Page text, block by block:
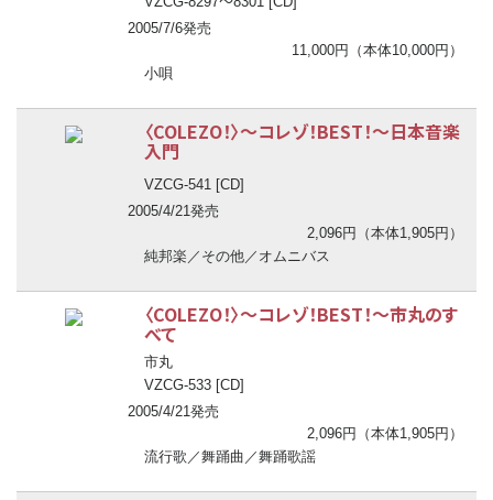
2005/7/6発売
11,000円（本体10,000円）
小唄
〈COLEZO！〉〜コレゾ！BEST！〜日本音楽
入門
VZCG-541 [CD]
2005/4/21発売
2,096円（本体1,905円）
純邦楽／その他／オムニバス
〈COLEZO！〉〜コレゾ！BEST！〜市丸のす
べて
市丸
VZCG-533 [CD]
2005/4/21発売
2,096円（本体1,905円）
流行歌／舞踊曲／舞踊歌謡